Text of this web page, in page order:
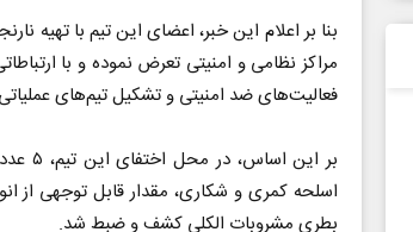
بنا بر اعلام این خبر، اعضای این تیم با
مراکز نظامی و امنیتی تعرض نموده و با
فعالیت‌های ضد امنیتی و تشکیل تیم‌های
بر
بطری مشروبات الکلی کشف و ضبط شد.